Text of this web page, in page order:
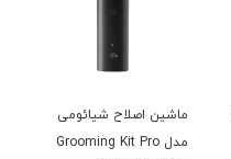
ماشین اصلاح شیائومی
مدل Grooming Kit Pro